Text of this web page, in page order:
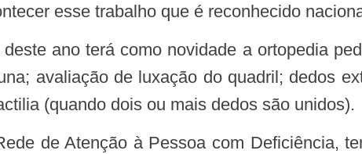
esse trabalho que é reconhecido
ano terá como novidade a ortopedia
avaliação de luxação do quadril; dedos
(quando dois ou mais dedos são unidos).